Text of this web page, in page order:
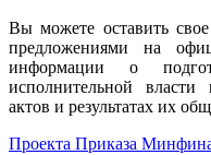
Вы можете оставить
предложениями на
информации о
исполнительной
актов и результатах их
Проекта Приказа